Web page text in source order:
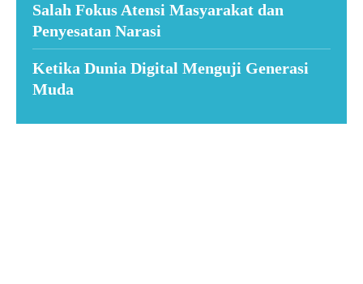
Salah Fokus Atensi Masyarakat dan
Penyesatan Narasi
Ketika Dunia Digital Menguji Generasi
Muda